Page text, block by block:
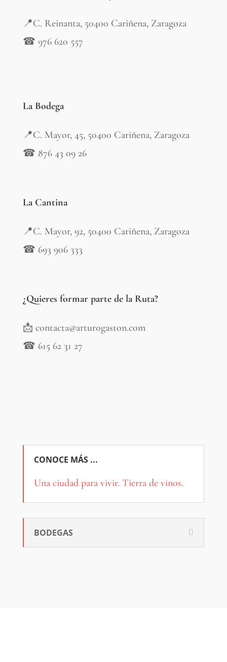
📍C. Reinanta, 50400 Cariñena, Zaragoza
☎ 976 620 557
La Bodega
📍C. Mayor, 45, 50400 Cariñena, Zaragoza
☎ 876 43 09 26
La Cantina
📍C. Mayor, 92, 50400 Cariñena, Zaragoza
☎ 693 906 333
¿Quieres formar parte de la Ruta?
📩 contacta@arturogaston.com
☎ 615 62 31 27
CONOCE MÁS ...
Una ciudad para vivir. Tierra de vinos.
BODEGAS